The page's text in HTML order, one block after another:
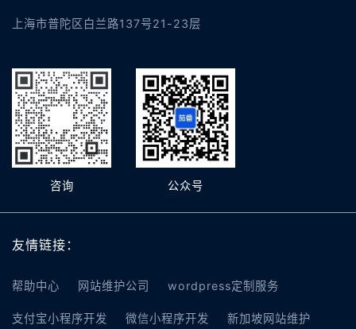
上海市普陀区白兰路137号21-23层
咨询 公众号
友情链接：
帮助中心 网站维护公司 wordpress定制服务
支付宝小程序开发 微信小程序开发 新加坡网站维护